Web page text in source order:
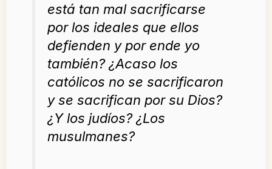
está tan mal sacrificarse
por los ideales que ellos
defienden y por ende yo
también? ¿Acaso los
católicos no se sacrificaron
y se sacrifican por su Dios?
¿Y los judíos? ¿Los
musulmanes?